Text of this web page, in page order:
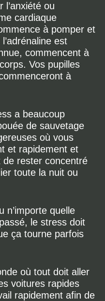
l’anxiété ou
cardiaque
à pomper et
est
commencent à
Vos pupilles
à
a beaucoup
de sauvetage
où vous
et rapidement et
de rester concentré
toute la nuit ou
n’importe quelle
le stress doit
ça tourne parfois
où tout doit aller
voitures rapides
rapidement afin de